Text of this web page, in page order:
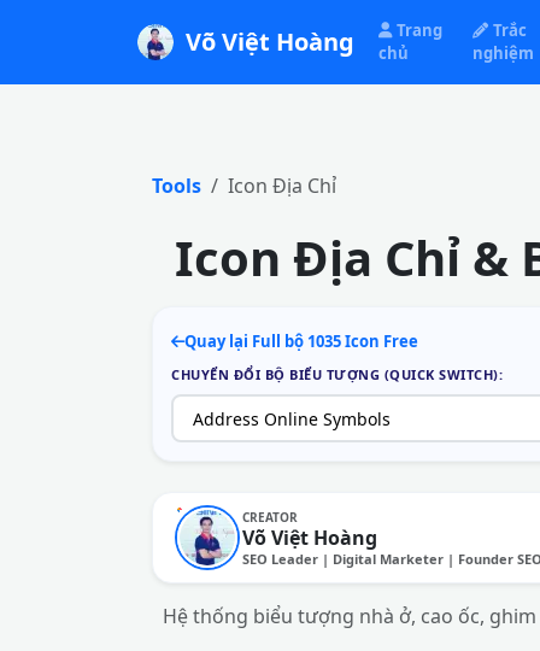
Võ Việt Hoàng
Trang
chủ
Trắc
nghiệm
Tools Icon Địa Chỉ
Icon Địa Chỉ &
Quay lại Full bộ 1035 Icon Free
CHUYỂN ĐỔI BỘ BIỂU TƯỢNG (QUICK SWITCH):
CREATOR
Võ Việt Hoàng
SEO Leader | Digital Marketer | Founder
Hệ thống biểu tượng nhà ở, cao ốc,